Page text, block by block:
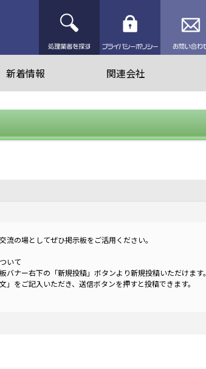
新着情報 関連会社
流の場としてぜひ掲示板をご活用ください。
いて
バナー右下の「新規投稿」ボタンより新規投稿いただけます。
」をご記入いただき、送信ボタンを押すと投稿できます。